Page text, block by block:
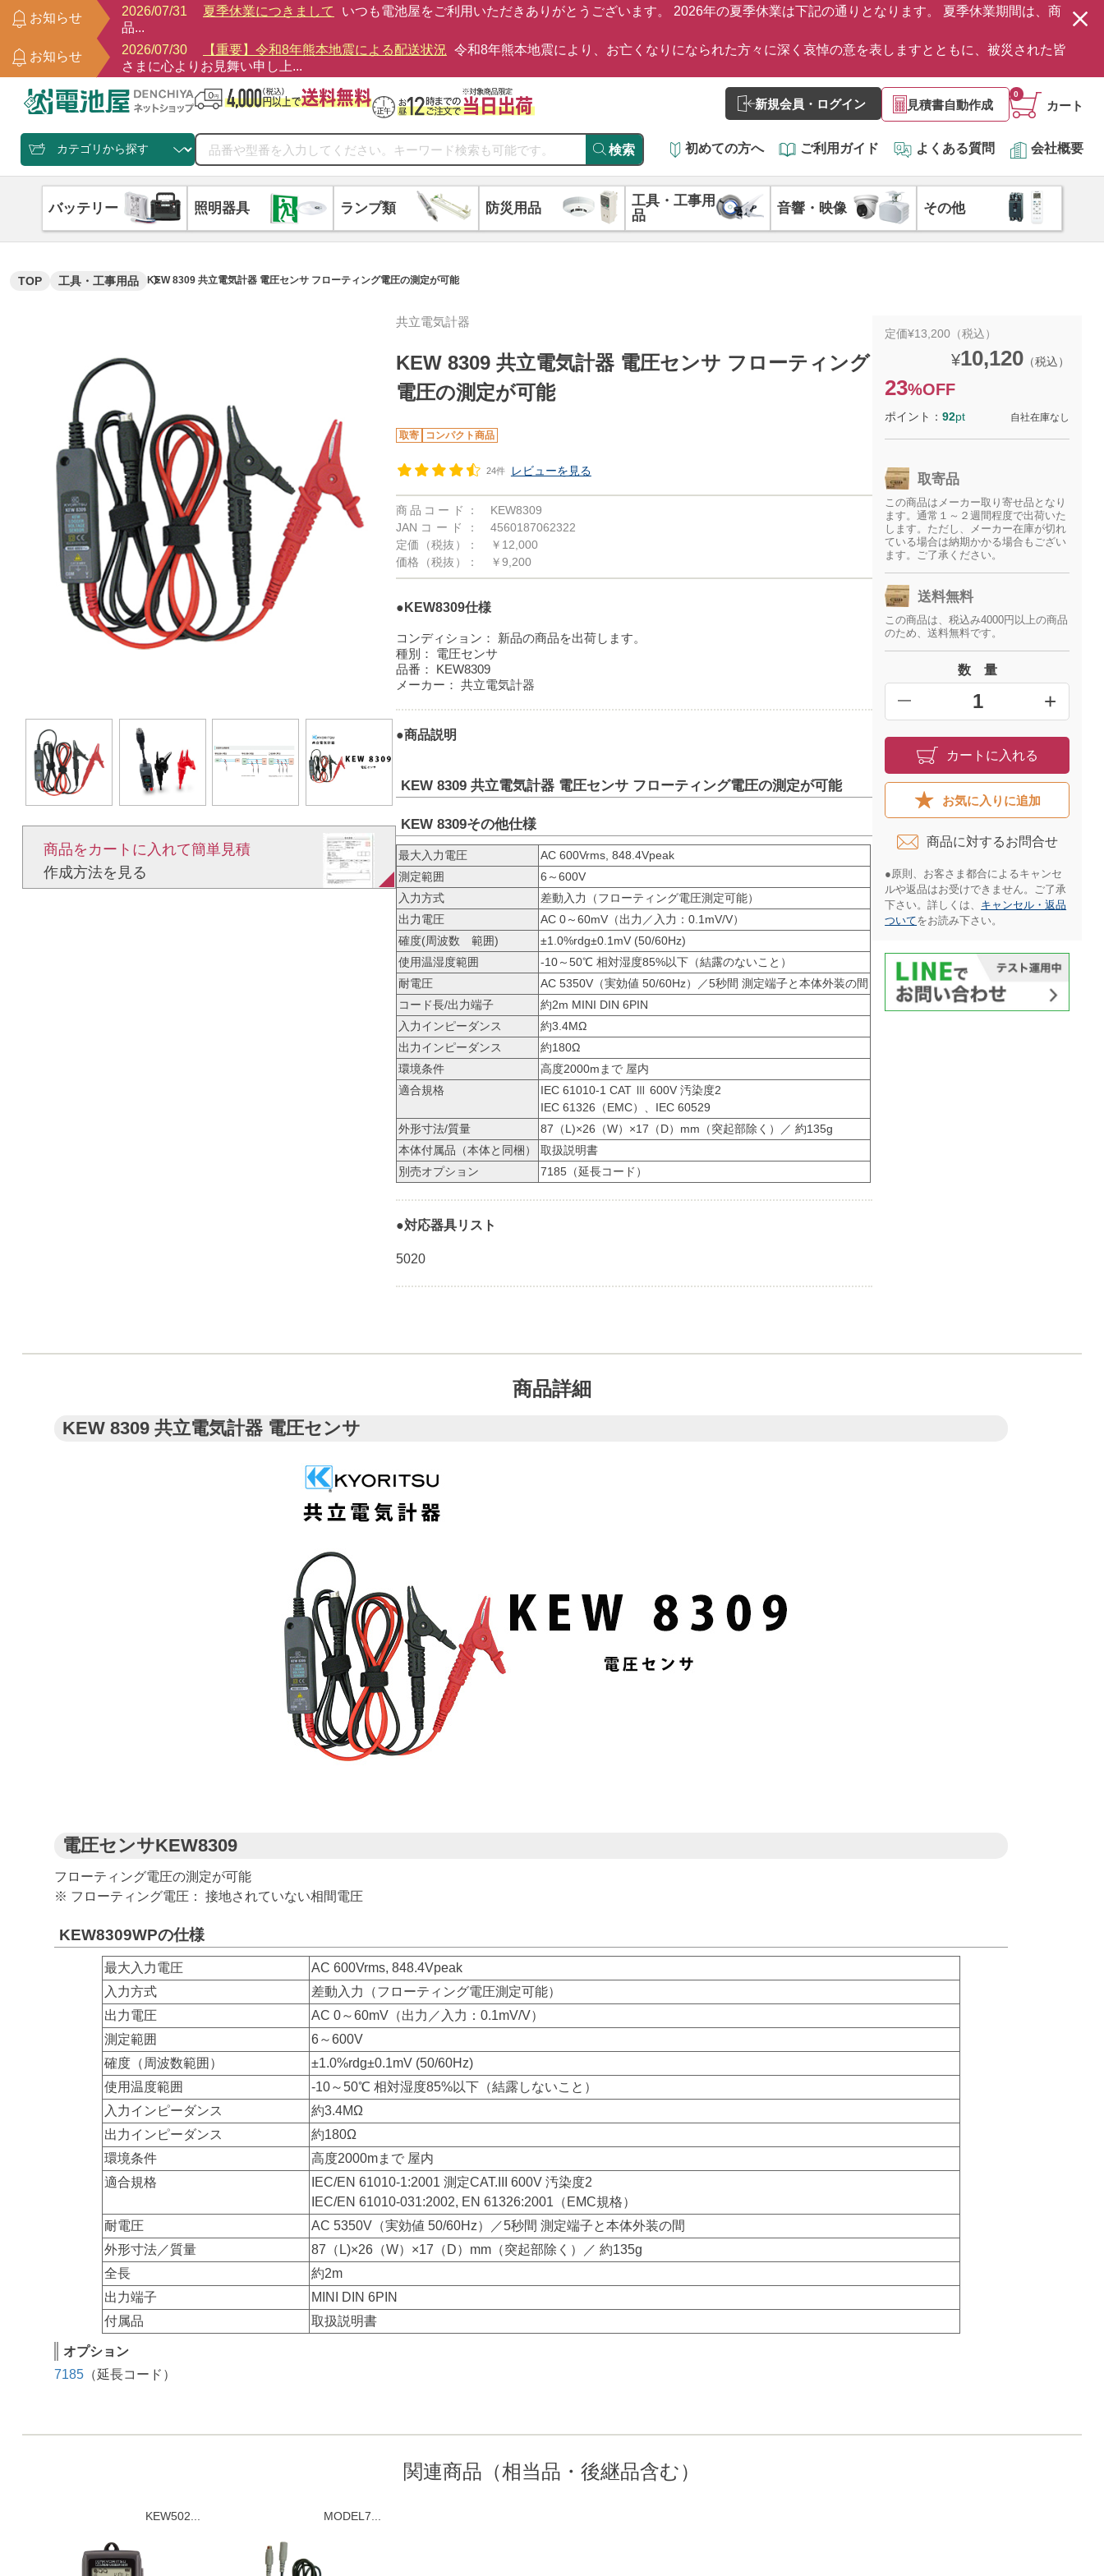
お知らせ
2026/07/31 夏季休業につきまして
いつも電池屋をご利用いただきありがとうございます。 2026年の夏季休業は下記の通りとなります。 夏季休業期間は、商
品...
お知らせ
2026/07/30 【重要】令和8年熊本地震による配送状況 令和8年熊本地震により、お亡くなりになられた方々に深く哀悼の意を表しますとともに、被災された皆
さまに心よりお見舞い申し上...
新規会員・ログイン 見積書自動作成 カート
0
検索 初めての方へ ご利用ガイド よくある質問 会社概要
バッテリー 照明器具 ランプ類 防災用品
工具・工事用
品
音響・映像 その他
TOP 工具・工事用品 KEW 8309 共立電気計器 電圧センサ フローティング電圧の測定が可能
商品をカートに入れて簡単見積​
作成方法を見る​​
共立電気計器
KEW 8309 共立電気計器 電圧センサ フローティング
電圧の測定が可能
取寄 コンパクト商品
24件 レビューを見る
商品コード：
KEW8309
JANコード：
4560187062322
定価（税抜）：
￥12,000
価格（税抜）：
￥9,200
●KEW8309仕様
コンディション：
新品の商品を出荷します。
種別：
電圧センサ
品番：
KEW8309
メーカー： 共立電気計器
●商品説明
KEW 8309 共立電気計器 電圧センサ フローティング電圧の測定が可能
KEW 8309その他仕様
最大入力電圧
AC 600Vrms, 848.4Vpeak
測定範囲
6～600V
入力方式
差動入力（フローティング電圧測定可能）
出力電圧
AC 0～60mV（出力／入力：0.1mV/V）
確度(周波数 範囲)
±1.0%rdg±0.1mV (50/60Hz)
使用温湿度範囲
-10～50℃ 相対湿度85%以下（結露のないこと）
耐電圧
AC 5350V（実効値 50/60Hz）／5秒間 測定端子と本体外装の間
コード長/出力端子
約2m MINI DIN 6PIN
入力インピーダンス
約3.4MΩ
出力インピーダンス
約180Ω
環境条件
高度2000mまで 屋内
適合規格
IEC 61010-1 CAT Ⅲ 600V 汚染度2
IEC 61326（EMC）、IEC 60529
外形寸法/質量
87（L)×26（W）×17（D）mm（突起部除く）／ 約135g
本体付属品（本体と同梱）
取扱説明書
別売オプション
7185（延長コード）
●対応器具リスト
5020
定価¥13,200（税込）
¥10,120 （税込）
23%OFF
ポイント：92pt 自社在庫なし
取寄品
この商品はメーカー取り寄せ品となり
ます。通常１～２週間程度で出荷いた
します。ただし、メーカー在庫が切れ
ている場合は納期かかる場合もござい
ます。ご了承ください。
送料無料
この商品は、税込み4000円以上の商品
のため、送料無料です。
数 量
━ +
カートに入れる
お気に入りに追加
商品に対するお問合せ​
●原則、お客さま都合によるキャンセ
ルや返品はお受けできません。ご了承
下さい。詳しくは、 キャンセル・返品
ついてをお読み下さい。​
商品詳細
KEW 8309 共立電気計器 電圧センサ
電圧センサKEW8309
フローティング電圧の測定が可能
※ フローティング電圧： 接地されていない相間電圧
KEW8309WPの仕様
最大入力電圧
AC 600Vrms, 848.4Vpeak
入力方式
差動入力（フローティング電圧測定可能）
出力電圧
AC 0～60mV（出力／入力：0.1mV/V）
測定範囲
6～600V
確度（周波数範囲）
±1.0%rdg±0.1mV (50/60Hz)
使用温度範囲
-10～50℃ 相対湿度85%以下（結露しないこと）
入力インピーダンス
約3.4MΩ
出力インピーダンス
約180Ω
環境条件
高度2000mまで 屋内
適合規格
IEC/EN 61010-1:2001 測定CAT.III 600V 汚染度2
IEC/EN 61010-031:2002, EN 61326:2001（EMC規格）
耐電圧
AC 5350V（実効値 50/60Hz）／5秒間 測定端子と本体外装の間
外形寸法／質量
87（L)×26（W）×17（D）mm（突起部除く）／ 約135g
全長
約2m
出力端子
MINI DIN 6PIN
付属品
取扱説明書
オプション
7185（延長コード）
関連商品（相当品・後継品含む）
KEW502... MODEL7...